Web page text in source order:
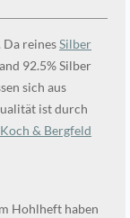
reinesSilber
92.5% Silber
sich aus
ist durch
Koch & Bergfeld
Hohlheft haben